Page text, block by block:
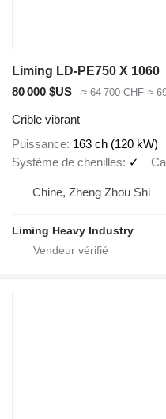
Liming LD-PE750 X 1060
80 000 $US
≈ 64 700 CHF ≈
Crible vibrant
Puissance 163 ch (120 kW)
Système de chenilles
✓
Chine, Zheng Zhou Shi
Liming Heavy Industry